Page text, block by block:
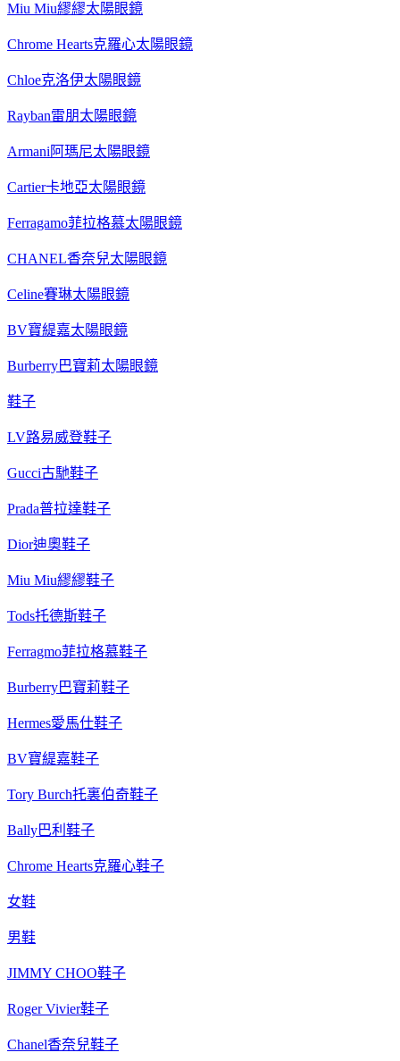
Miu Miu繆繆太陽眼鏡
Chrome Hearts克羅心太陽眼鏡
Chloe克洛伊太陽眼鏡
Rayban雷朋太陽眼鏡
Armani阿瑪尼太陽眼鏡
Cartier卡地亞太陽眼鏡
Ferragamo菲拉格慕太陽眼鏡
CHANEL香奈兒太陽眼鏡
Celine賽琳太陽眼鏡
BV寶緹嘉太陽眼鏡
Burberry巴寶莉太陽眼鏡
鞋子
LV路易威登鞋子
Gucci古馳鞋子
Prada普拉達鞋子
Dior迪奧鞋子
Miu Miu繆繆鞋子
Tods托德斯鞋子
Ferragmo菲拉格慕鞋子
Burberry巴寶莉鞋子
Hermes愛馬仕鞋子
BV寶緹嘉鞋子
Tory Burch托裏伯奇鞋子
Bally巴利鞋子
Chrome Hearts克羅心鞋子
女鞋
男鞋
JIMMY CHOO鞋子
Roger Vivier鞋子
Chanel香奈兒鞋子